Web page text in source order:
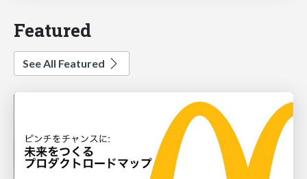
Featured
See All Featured